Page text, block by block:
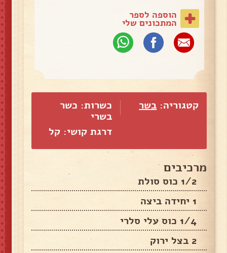
הוספה לספר
המתכונים שלי
קטגוריה: בשר
כשרות: כשר
בשרי
דרגת קושי: קל
מרכיבים
1/2 כוס סולת
1 יחידה ביצה
1/4 כוס עלי סלרי
2 בצל ירוק